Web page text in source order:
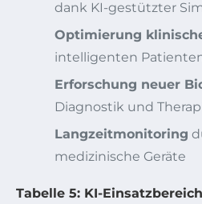
dank KI-gestützter
Optimierung
intelligenten
Erforschung neuer
Diagnostik und
Langzeitmonitoring
medizinische Geräte
Tabelle 5: KI-